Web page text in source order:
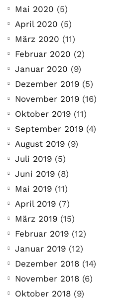
Mai 2020 (5)
April 2020 (5)
März 2020 (11)
Februar 2020 (2)
Januar 2020 (9)
Dezember 2019 (5)
November 2019 (16)
Oktober 2019 (11)
September 2019 (4)
August 2019 (9)
Juli 2019 (5)
Juni 2019 (8)
Mai 2019 (11)
April 2019 (7)
März 2019 (15)
Februar 2019 (12)
Januar 2019 (12)
Dezember 2018 (14)
November 2018 (6)
Oktober 2018 (9)